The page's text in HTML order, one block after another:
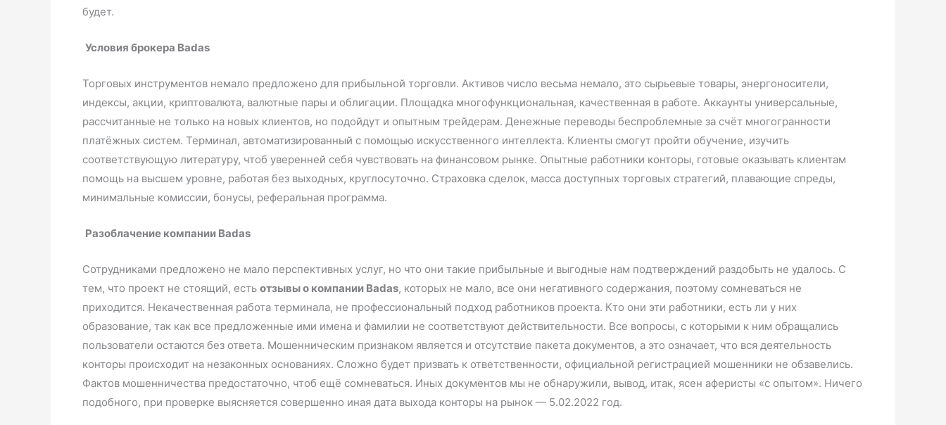
будет.
Условия брокера Badas
Торговых инструментов немало предложено для прибыльной торговли. Активов число весьма немало, это сырьевые товары, энергоносители,
индексы, акции, криптовалюта, валютные пары и облигации. Площадка многофункциональная, качественная в работе. Аккаунты универсальные,
рассчитанные не только на новых клиентов, но подойдут и опытным трейдерам. Денежные переводы беспроблемные за счёт многогранности
платёжных систем. Терминал, автоматизированный с помощью искусственного интеллекта. Клиенты смогут пройти обучение, изучить
соответствующую литературу, чтоб уверенней себя чувствовать на финансовом рынке. Опытные работники конторы, готовые оказывать клиентам
помощь на высшем уровне, работая без выходных, круглосуточно. Страховка сделок, масса доступных торговых стратегий, плавающие спреды,
минимальные комиссии, бонусы, реферальная программа.
Разоблачение компании Badas
Сотрудниками предложено не мало перспективных услуг, но что они такие прибыльные и выгодные нам подтверждений раздобыть не удалось. С
тем, что проект не стоящий, есть отзывы о компании Badas, которых не мало, все они негативного содержания, поэтому сомневаться не
приходится. Некачественная работа терминала, не профессиональный подход работников проекта. Кто они эти работники, есть ли у них
образование, так как все предложенные ими имена и фамилии не соответствуют действительности. Все вопросы, с которыми к ним обращались
пользователи остаются без ответа. Мошенническим признаком является и отсутствие пакета документов, а это означает, что вся деятельность
конторы происходит на незаконных основаниях. Сложно будет призвать к ответственности, официальной регистрацией мошенники не обзавелись.
Фактов мошенничества предостаточно, чтоб ещё сомневаться. Иных документов мы не обнаружили, вывод, итак, ясен аферисты «с опытом». Ничего
подобного, при проверке выясняется совершенно иная дата выхода конторы на рынок — 5.02.2022 год.